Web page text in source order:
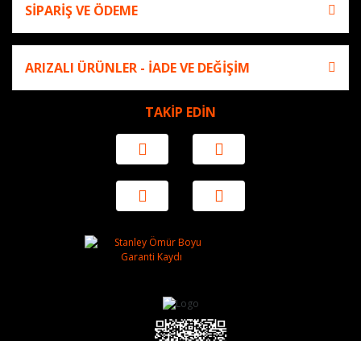
SİPARİŞ VE ÖDEME
ARIZALI ÜRÜNLER - İADE VE DEĞİŞİM
TAKİP EDİN